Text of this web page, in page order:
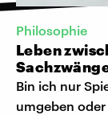
Philosophie
Leben
Bin ich nur
umgeben